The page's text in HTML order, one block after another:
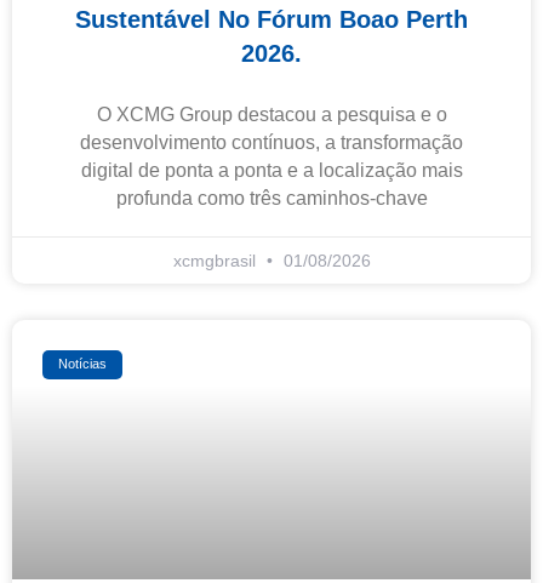
Sustentável No Fórum Boao Perth
2026.
O XCMG Group destacou a pesquisa e o
desenvolvimento contínuos, a transformação
digital de ponta a ponta e a localização mais
profunda como três caminhos-chave
xcmgbrasil 01/08/2026
Notícias